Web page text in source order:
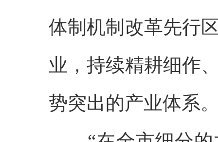
体制机制改革先行
业，持续精耕细作
势突出的产业体系